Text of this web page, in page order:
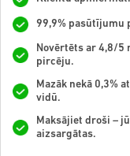
99,9% pasūtījumu
Novērtēts ar 4,8/5
pircēju.
Mazāk nekā 0,3%
vidū.
Maksājiet droši –
aizsargātas.